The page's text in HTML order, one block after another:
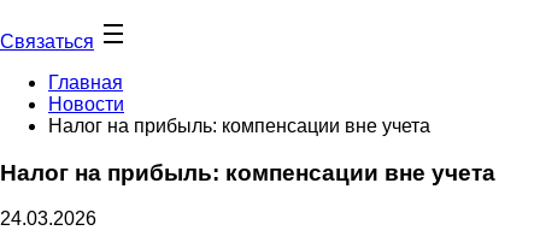
Связаться
Главная
Новости
Налог на прибыль: компенсации вне учета
Налог на прибыль: компенсации вне учета
24.03.2026